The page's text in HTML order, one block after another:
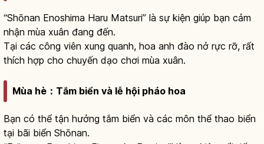
“Shōnan Enoshima Haru Matsuri” là sự kiện giúp bạn cảm
nhận mùa xuân đang đến.
Tại các công viên xung quanh, hoa anh đào nở rực rỡ, rất
thích hợp cho chuyến dạo chơi mùa xuân.
Mùa hè：Tắm biển và lễ hội pháo hoa
Bạn có thể tận hưởng tắm biển và các môn thể thao biển
tại bãi biển Shōnan.